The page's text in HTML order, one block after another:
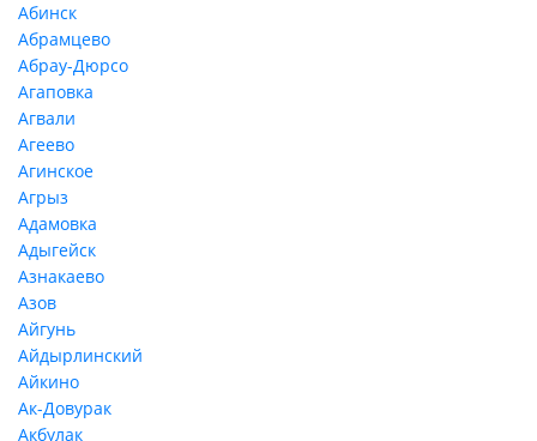
Абинск
Абрамцево
Абрау-Дюрсо
Агаповка
Агвали
Агеево
Агинское
Агрыз
Адамовка
Адыгейск
Азнакаево
Азов
Айгунь
Айдырлинский
Айкино
Ак-Довурак
Акбулак